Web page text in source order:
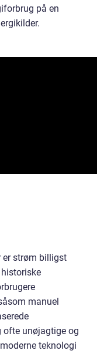
på en
er strøm billigst
manuel
ofte unøjagtige og
teknologi